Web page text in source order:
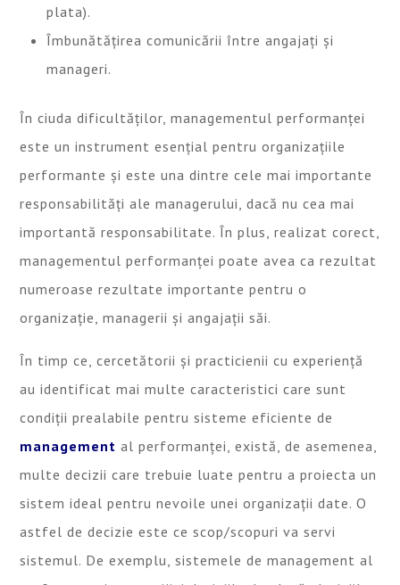
plata).
Îmbunătățirea comunicării între angajați și
manageri.
În ciuda dificultăților, managementul performanței
este un instrument esențial pentru organizațiile
performante și este una dintre cele mai importante
responsabilități ale managerului, dacă nu cea mai
importantă responsabilitate. În plus, realizat corect,
managementul performanței poate avea ca rezultat
numeroase rezultate importante pentru o
organizație, managerii și angajații săi.
În timp ce, cercetătorii și practicienii cu experiență
au identificat mai multe caracteristici care sunt
condiții prealabile pentru sisteme eficiente de
management al performanței, există, de asemenea,
multe decizii care trebuie luate pentru a proiecta un
sistem ideal pentru nevoile unei organizații date. O
astfel de decizie este ce scop/scopuri va servi
sistemul. De exemplu, sistemele de management al